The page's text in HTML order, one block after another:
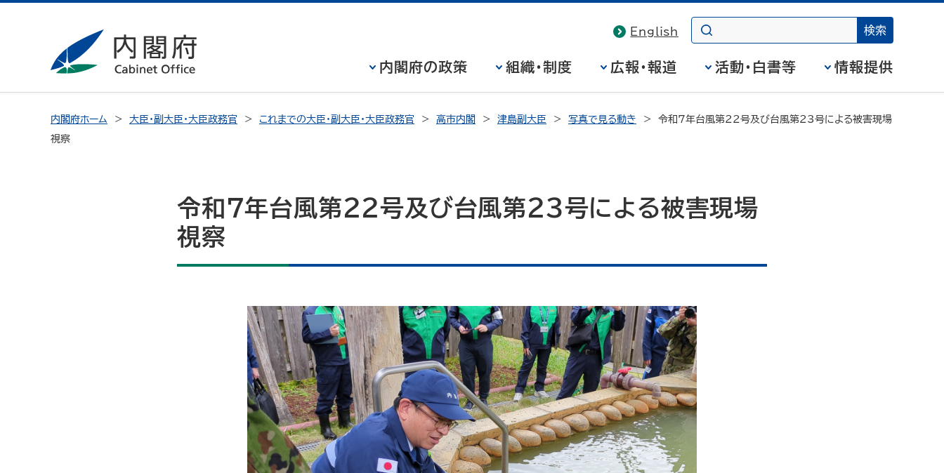
English
内閣府の政策 組織・制度 広報・報道 活動・白書等 情報提供
内閣府ホーム 大臣・副大臣・大臣政務官 これまでの大臣・副大臣・大臣政務官 高市内閣 津島副大臣 写真で見る動き
令和7年台風第22号及び台風第23号による被害現場
視察
令和7年台風第22号及び台風第23号による被害現場
視察